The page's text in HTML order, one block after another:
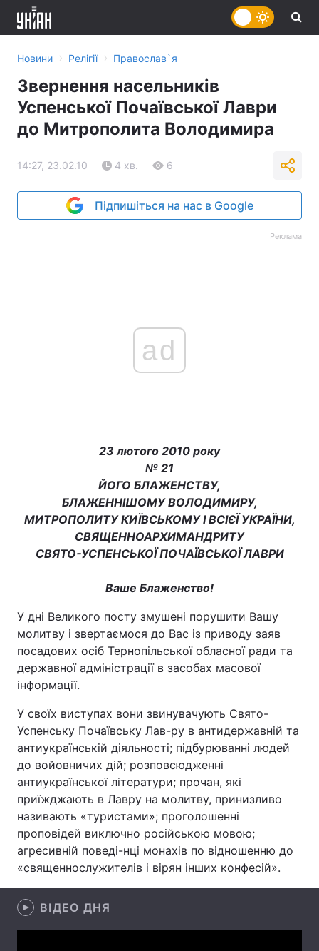
Україна Політика
Економіка Світ
Спорт Наука
Техно і зв'язок Лайт
Зброя Інциденти
Здоров'я Туризм
Цікавинки
Новини › Релігії › Православ`я
Звернення насельників
Успенської Почаївської Лаври
до Митрополита Володимира
14:27, 23.02.10 4 хв. 6
Підпишіться на нас в Google
Реклама
ad
23 лютого 2010 року
№ 21
ЙОГО БЛАЖЕНСТВУ,
БЛАЖЕННІШОМУ ВОЛОДИМИРУ,
МИТРОПОЛИТУ КИЇВСЬКОМУ І ВСІЄЇ УКРАЇНИ,
СВЯЩЕННОАРХИМАНДРИТУ
СВЯТО-УСПЕНСЬКОЇ ПОЧАЇВСЬКОЇ ЛАВРИ
Ваше Блаженство!
У дні Великого посту змушені порушити Вашу
молитву і звертаємося до Вас із приводу заяв
посадових осіб Тернопільської обласної ради та
державної адміністрації в засобах масової
інформації.
У своїх виступах вони звинувачують Свято-
Успенську Почаївську Лав-ру в антидержавній та
антиукраїнській діяльності; підбурюванні людей
до войовничих дій; розповсюдженні
антиукраїнської літератури; прочан, які
приїжджають в Лавру на молитву, принизливо
називають «туристами»; проголошенні
проповідей виключно російською мовою;
агресивній поведі-нці монахів по відношенню до
«священнослужителів і вірян інших конфесій».
ВІДЕО ДНЯ